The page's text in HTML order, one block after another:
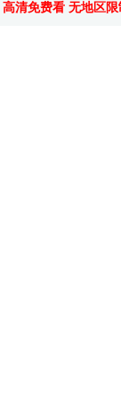
高清免费看 无地区限